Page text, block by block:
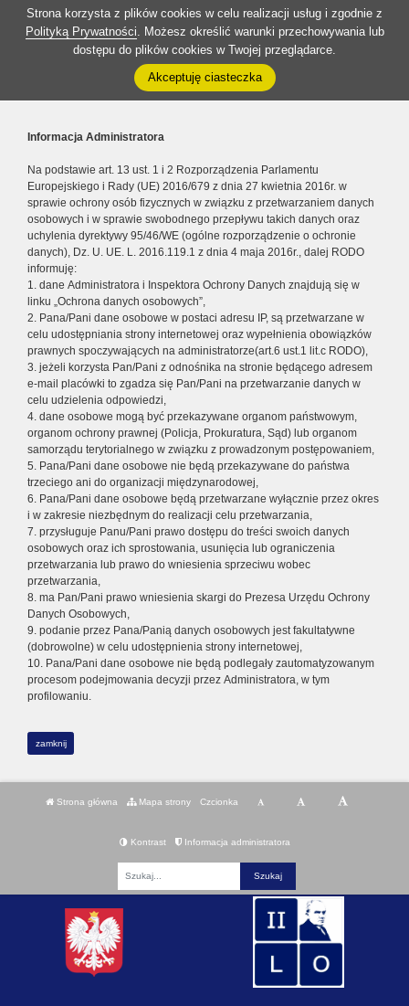
Strona korzysta z plików cookies w celu realizacji usług i zgodnie z
Polityką Prywatności. Możesz określić warunki przechowywania lub
dostępu do plików cookies w Twojej przeglądarce.
Akceptuję ciasteczka
Informacja Administratora
Na podstawie art. 13 ust. 1 i 2 Rozporządzenia Parlamentu
Europejskiego i Rady (UE) 2016/679 z dnia 27 kwietnia 2016r. w
sprawie ochrony osób fizycznych w związku z przetwarzaniem danych
osobowych i w sprawie swobodnego przepływu takich danych oraz
uchylenia dyrektywy 95/46/WE (ogólne rozporządzenie o ochronie
danych), Dz. U. UE. L. 2016.119.1 z dnia 4 maja 2016r., dalej RODO
informuję:
1. dane Administratora i Inspektora Ochrony Danych znajdują się w
linku „Ochrona danych osobowych”,
2. Pana/Pani dane osobowe w postaci adresu IP, są przetwarzane w
celu udostępniania strony internetowej oraz wypełnienia obowiązków
prawnych spoczywających na administratorze(art.6 ust.1 lit.c RODO),
3. jeżeli korzysta Pan/Pani z odnośnika na stronie będącego adresem
e-mail placówki to zgadza się Pan/Pani na przetwarzanie danych w
celu udzielenia odpowiedzi,
4. dane osobowe mogą być przekazywane organom państwowym,
organom ochrony prawnej (Policja, Prokuratura, Sąd) lub organom
samorządu terytorialnego w związku z prowadzonym postępowaniem,
5. Pana/Pani dane osobowe nie będą przekazywane do państwa
trzeciego ani do organizacji międzynarodowej,
6. Pana/Pani dane osobowe będą przetwarzane wyłącznie przez okres
i w zakresie niezbędnym do realizacji celu przetwarzania,
7. przysługuje Panu/Pani prawo dostępu do treści swoich danych
osobowych oraz ich sprostowania, usunięcia lub ograniczenia
przetwarzania lub prawo do wniesienia sprzeciwu wobec
przetwarzania,
8. ma Pan/Pani prawo wniesienia skargi do Prezesa Urzędu Ochrony
Danych Osobowych,
9. podanie przez Pana/Panią danych osobowych jest fakultatywne
(dobrowolne) w celu udostępnienia strony internetowej,
10. Pana/Pani dane osobowe nie będą podlegały zautomatyzowanym
procesom podejmowania decyzji przez Administratora, w tym
profilowaniu.
zamknij
Strona główna Mapa strony Czcionka
Kontrast Informacja administratora